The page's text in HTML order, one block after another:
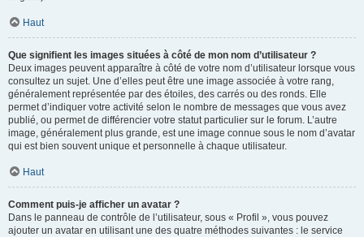
Haut
Que signifient les images situées à côté de mon nom d’utilisateur ?
Deux images peuvent apparaître à côté de votre nom d’utilisateur lorsque vous
consultez un sujet. Une d’elles peut être une image associée à votre rang,
généralement représentée par des étoiles, des carrés ou des ronds. Elle
permet d’indiquer votre activité selon le nombre de messages que vous avez
publié, ou permet de différencier votre statut particulier sur le forum. L’autre
image, généralement plus grande, est une image connue sous le nom d’avatar
qui est bien souvent unique et personnelle à chaque utilisateur.
Haut
Comment puis-je afficher un avatar ?
Dans le panneau de contrôle de l’utilisateur, sous « Profil », vous pouvez
ajouter un avatar en utilisant une des quatre méthodes suivantes : le service